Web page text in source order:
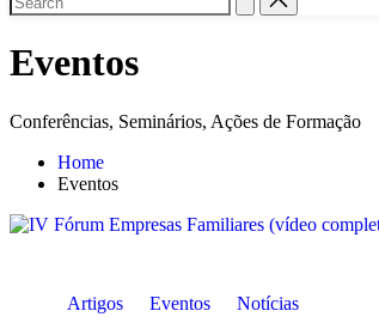
Eventos
Conferências, Seminários, Ações de Formação
Home
Eventos
Posted
Artigos Eventos Notícias